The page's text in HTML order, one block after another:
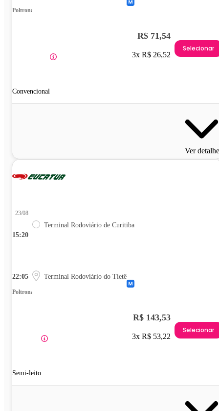
Poltrona
Convencional
R$ 71,54
3x R$ 26,52
Selecionar
Ver
15:20
23/08
Terminal Rodoviário de Curitiba
22:05 Terminal Rodoviário do Tietê
Poltrona
Semi-leito
R$ 143,53
3x R$ 53,22
Selecionar